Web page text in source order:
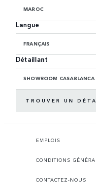
MAROC
Langue
FRANÇAIS
Détaillant
SHOWROOM CASABLANCA
TROUVER UN
EMPLOIS
CONDITIONS
CONTACTEZ-NOUS